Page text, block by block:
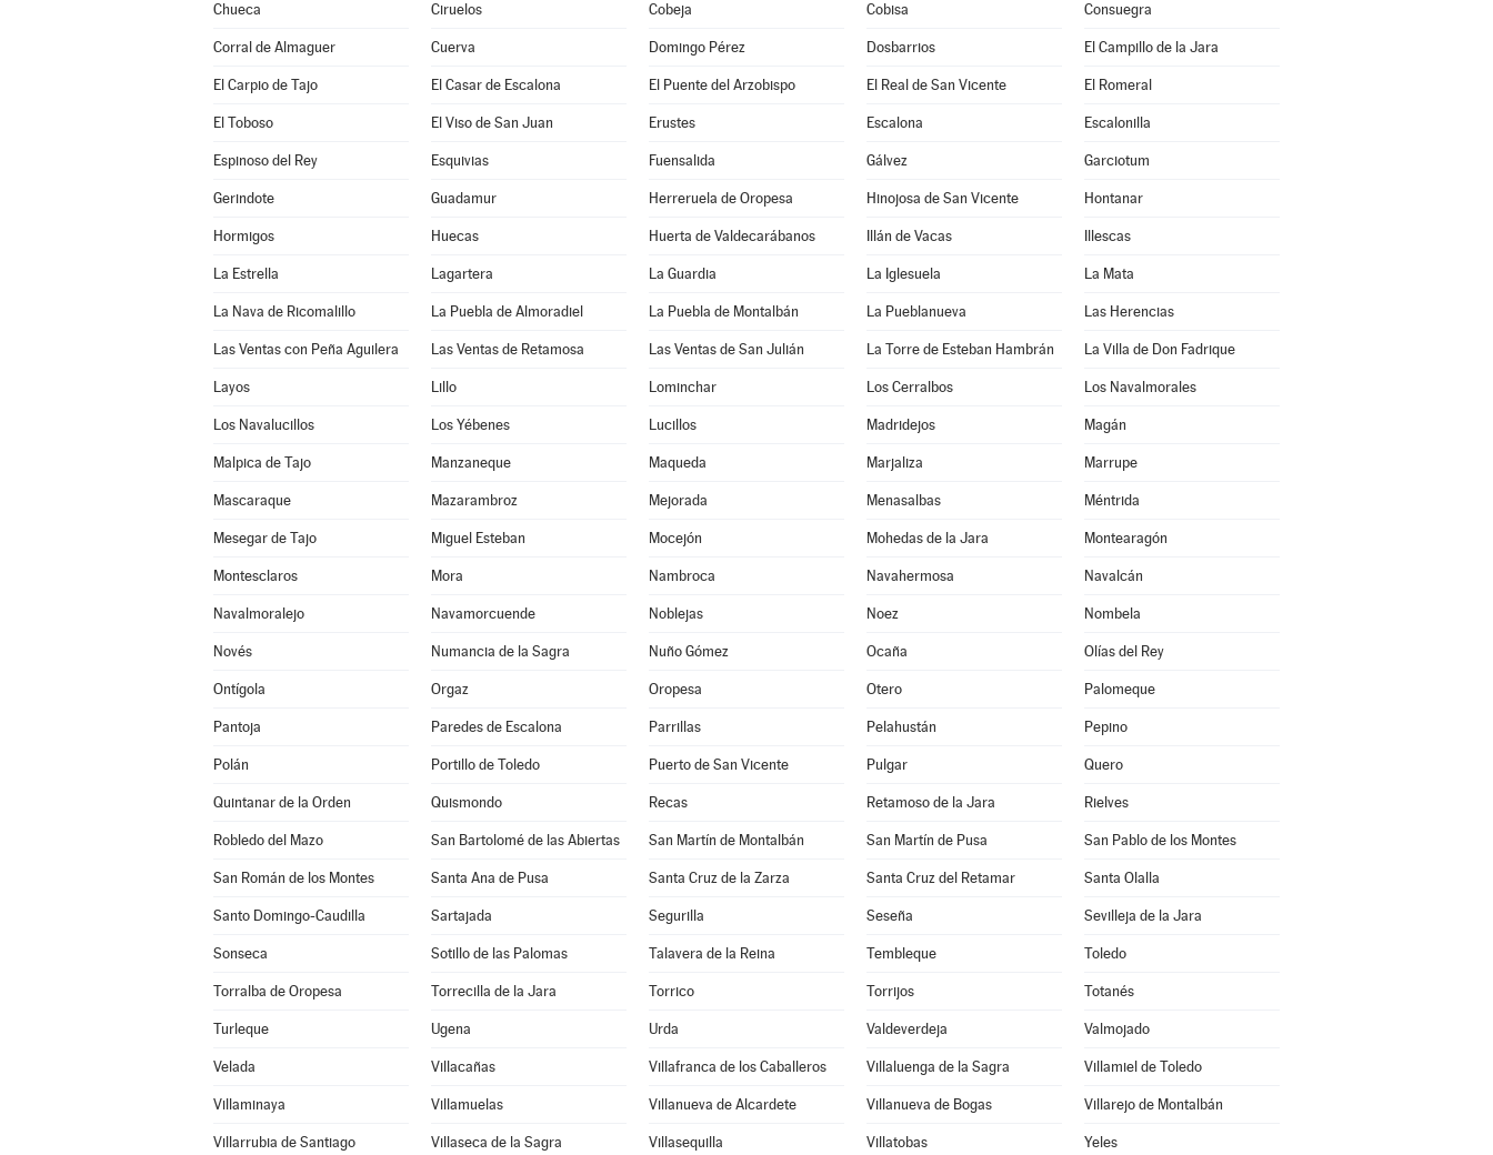
Chueca Ciruelos Cobeja Cobisa Consuegra
Corral de Almaguer Cuerva Domingo Pérez Dosbarrios El Campillo de la Jara
El Carpio de Tajo El Casar de Escalona El Puente del Arzobispo El Real de San Vicente El Romeral
El Toboso El Viso de San Juan Erustes Escalona Escalonilla
Espinoso del Rey Esquivias Fuensalida Gálvez Garciotum
Gerindote Guadamur Herreruela de Oropesa Hinojosa de San Vicente Hontanar
Hormigos Huecas Huerta de Valdecarábanos Illán de Vacas Illescas
La Estrella Lagartera La Guardia La Iglesuela La Mata
La Nava de Ricomalillo La Puebla de Almoradiel La Puebla de Montalbán La Pueblanueva Las Herencias
Las Ventas con Peña Aguilera Las Ventas de Retamosa Las Ventas de San Julián La Torre de Esteban Hambrán La Villa de Don Fadrique
Layos Lillo Lominchar Los Cerralbos Los Navalmorales
Los Navalucillos Los Yébenes Lucillos Madridejos Magán
Malpica de Tajo Manzaneque Maqueda Marjaliza Marrupe
Mascaraque Mazarambroz Mejorada Menasalbas Méntrida
Mesegar de Tajo Miguel Esteban Mocejón Mohedas de la Jara Montearagón
Montesclaros Mora Nambroca Navahermosa Navalcán
Navalmoralejo Navamorcuende Noblejas Noez Nombela
Novés Numancia de la Sagra Nuño Gómez Ocaña Olías del Rey
Ontígola Orgaz Oropesa Otero Palomeque
Pantoja Paredes de Escalona Parrillas Pelahustán Pepino
Polán Portillo de Toledo Puerto de San Vicente Pulgar Quero
Quintanar de la Orden Quismondo Recas Retamoso de la Jara Rielves
Robledo del Mazo San Bartolomé de las Abiertas San Martín de Montalbán San Martín de Pusa San Pablo de los Montes
San Román de los Montes Santa Ana de Pusa Santa Cruz de la Zarza Santa Cruz del Retamar Santa Olalla
Santo Domingo-Caudilla Sartajada Segurilla Seseña Sevilleja de la Jara
Sonseca Sotillo de las Palomas Talavera de la Reina Tembleque Toledo
Torralba de Oropesa Torrecilla de la Jara Torrico Torrijos Totanés
Turleque Ugena Urda Valdeverdeja Valmojado
Velada Villacañas Villafranca de los Caballeros Villaluenga de la Sagra Villamiel de Toledo
Villaminaya Villamuelas Villanueva de Alcardete Villanueva de Bogas Villarejo de Montalbán
Villarrubia de Santiago Villaseca de la Sagra Villasequilla Villatobas Yeles